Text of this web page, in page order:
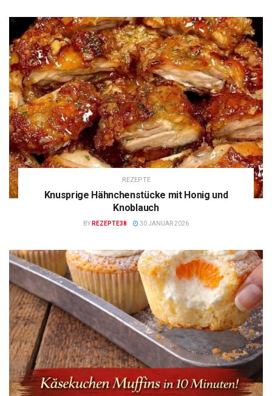
REZEPTE
Knusprige Hähnchenstücke mit Honig und
Knoblauch
BY REZEPTE38 30 JANUAR 2026